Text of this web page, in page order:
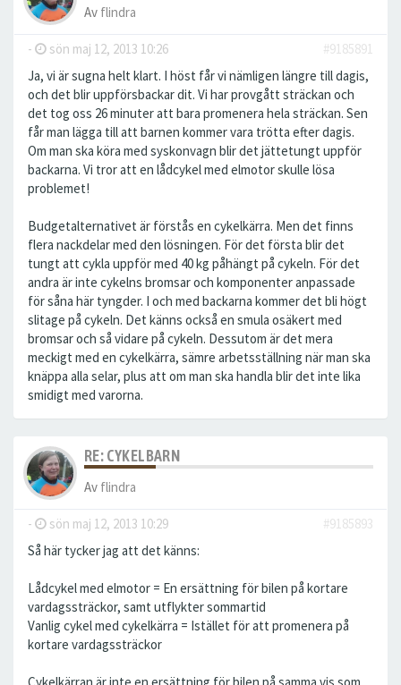
Av flindra
- sön maj 12, 2013 10:26
#9185891
Ja, vi är sugna helt klart. I höst får vi nämligen längre till dagis,
och det blir uppförsbackar dit. Vi har provgått sträckan och
det tog oss 26 minuter att bara promenera hela sträckan. Sen
får man lägga till att barnen kommer vara trötta efter dagis.
Om man ska köra med syskonvagn blir det jättetungt uppför
backarna. Vi tror att en lådcykel med elmotor skulle lösa
problemet!
Budgetalternativet är förstås en cykelkärra. Men det finns
flera nackdelar med den lösningen. För det första blir det
tungt att cykla uppför med 40 kg påhängt på cykeln. För det
andra är inte cykelns bromsar och komponenter anpassade
för såna här tyngder. I och med backarna kommer det bli högt
slitage på cykeln. Det känns också en smula osäkert med
bromsar och så vidare på cykeln. Dessutom är det mera
meckigt med en cykelkärra, sämre arbetsställning när man ska
knäppa alla selar, plus att om man ska handla blir det inte lika
smidigt med varorna.
RE: CYKELBARN
Av flindra
- sön maj 12, 2013 10:29
#9185893
Så här tycker jag att det känns:
Lådcykel med elmotor = En ersättning för bilen på kortare
vardagssträckor, samt utflykter sommartid
Vanlig cykel med cykelkärra = Istället för att promenera på
kortare vardagssträckor